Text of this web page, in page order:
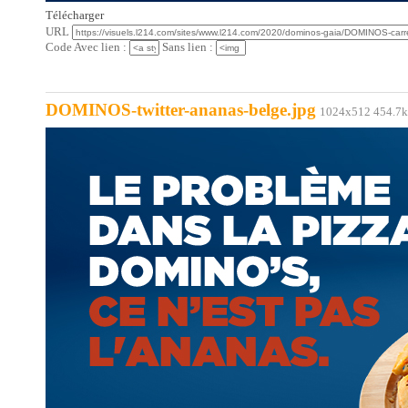
Télécharger
URL
Code Avec lien :
Sans lien :
DOMINOS-twitter-ananas-belge.jpg 1024x512